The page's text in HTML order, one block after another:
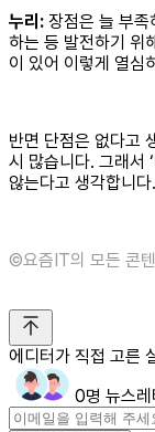
누리: 장점은 늘 부족
하는 등 발전하기 위
이 있어 이렇게 열심
반면 단점은 없다고
시 많습니다. 그래서
않는다고 생각합니다.
©️요즘IT의 모든 콘
에디터가 직접 고른
0명 뉴스레